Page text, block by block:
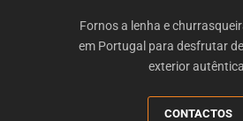
Fornos a lenha e
em Portugal para desfrutar
exterior
CONTACTOS